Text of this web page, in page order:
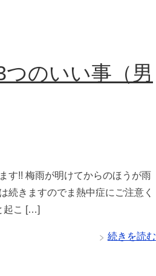
のいい事（男
す!! 梅雨が明けてからのほうが雨
続きますのでま熱中症にご注意く
起こ […]
続きを読む